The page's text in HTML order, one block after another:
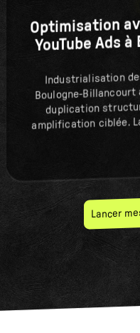
Optimisation
YouTube Ads
Industrialisation
Boulogne-
duplication
amplification ciblée.
Lancer